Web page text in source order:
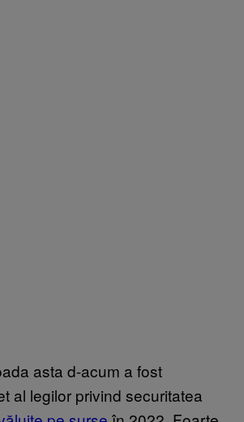
asta d-acum a fost
al legilor privind securitatea